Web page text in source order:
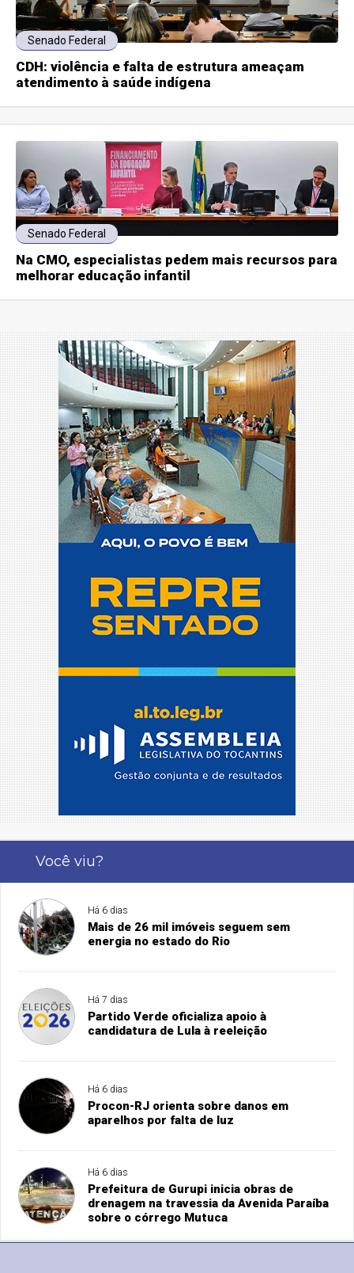
Senado Federal
CDH: violência e falta de estrutura ameaçam
atendimento à saúde indígena
Senado Federal
Na CMO, especialistas pedem mais recursos para
melhorar educação infantil
Você viu?
Há 6 dias
Mais de 26 mil imóveis seguem sem
energia no estado do Rio
Há 7 dias
Partido Verde oficializa apoio à
candidatura de Lula à reeleição
Há 6 dias
Procon-RJ orienta sobre danos em
aparelhos por falta de luz
Há 6 dias
Prefeitura de Gurupi inicia obras de
drenagem na travessia da Avenida Paraíba
sobre o córrego Mutuca